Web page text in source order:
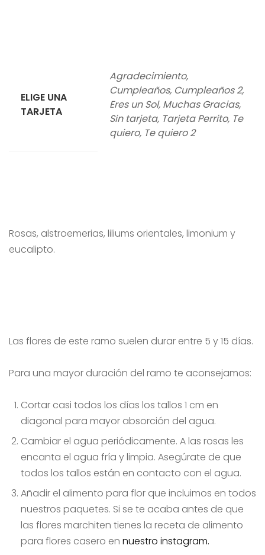
ELIGE UNA
TARJETA
Agradecimiento,
Cumpleaños, Cumpleaños 2,
Eres un Sol, Muchas Gracias,
Sin tarjeta, Tarjeta Perrito, Te
quiero, Te quiero 2
Rosas, alstroemerias, liliums orientales, limonium y
eucalipto.
Las flores de este ramo suelen durar entre 5 y 15 días.
Para una mayor duración del ramo te aconsejamos:
Cortar casi todos los días los tallos 1 cm en
diagonal para mayor absorción del agua.
Cambiar el agua periódicamente. A las rosas les
encanta el agua fría y limpia. Asegúrate de que
todos los tallos están en contacto con el agua.
Añadir el alimento para flor que incluimos en todos
nuestros paquetes. Si se te acaba antes de que
las flores marchiten tienes la receta de alimento
para flores casero en nuestro instagram.